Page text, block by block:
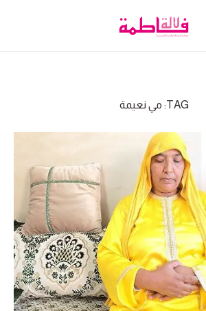
TAG: مي نعيمة